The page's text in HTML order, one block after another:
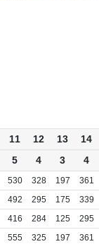
11 12 13 14
5 4 3 4
530 328 197 361
492 295 175 339
416 284 125 295
555 325 197 361